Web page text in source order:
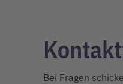
Bei Fragen